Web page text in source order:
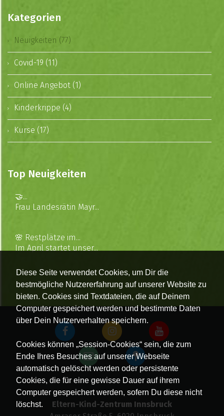
Diese Seite verwendet Cookies, um Dir die
bestmögliche Nutzererfahrung auf unserer Website zu
bieten. Cookies sind Textdateien, die auf Deinem
Computer gespeichert werden und bestimmte Daten
über Dein Nutzerverhalten speichern.
Cookies können „Session-Cookies“ sein, die zum
Ende Ihres Besuches auf unserer Webseite
automatisch gelöscht werden oder persistente
Cookies, die für eine gewisse Dauer auf ihrem
Computer gespeichert werden, sofern Du diese nicht
löschst.
Kategorien
Neuigkeiten (77)
Covid-19 (11)
Online Angebot (1)
Kinderkrippe (4)
Kurse (17)
Top Neuigkeiten
🤝...
Frau Landesrätin Mayr...
🌸 Restplätze im...
Im April startet unser...
Eltern-Kind-Zentrum Innsbruck